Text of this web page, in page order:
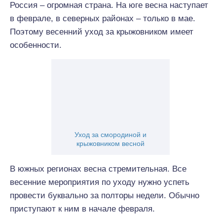
Россия – огромная страна. На юге весна наступает
в феврале, в северных районах – только в мае.
Поэтому весенний уход за крыжовником имеет
особенности.
Уход за смородиной и
крыжовником весной
В южных регионах весна стремительная. Все
весенние мероприятия по уходу нужно успеть
провести буквально за полторы недели. Обычно
приступают к ним в начале февраля.